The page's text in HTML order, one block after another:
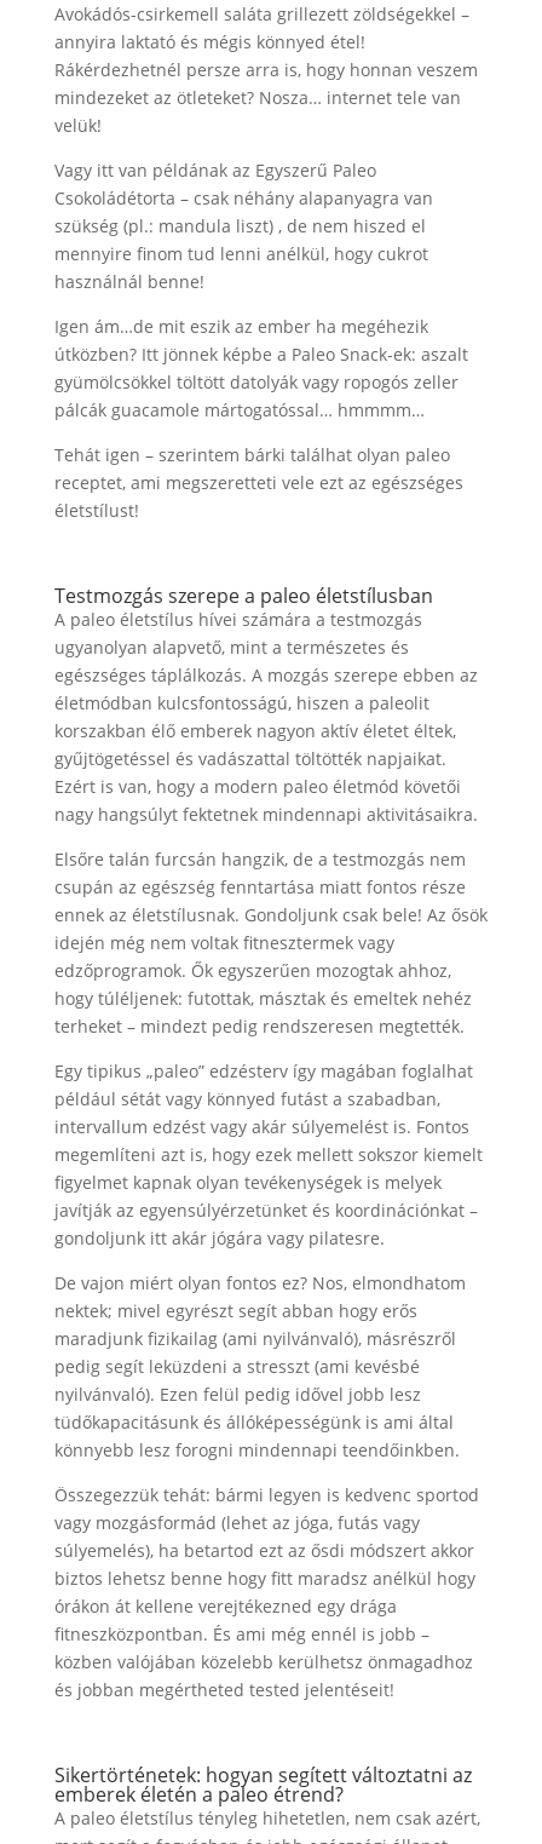
Avokádós-csirkemell saláta grillezett zöldségekkel –
annyira laktató és mégis könnyed étel!
Rákérdezhetnél persze arra is, hogy honnan veszem
mindezeket az ötleteket? Nosza… internet tele van
velük!
Vagy itt van példának az Egyszerű Paleo
Csokoládétorta – csak néhány alapanyagra van
szükség (pl.: mandula liszt) , de nem hiszed el
mennyire finom tud lenni anélkül, hogy cukrot
használnál benne!
Igen ám…de mit eszik az ember ha megéhezik
útközben? Itt jönnek képbe a Paleo Snack-ek: aszalt
gyümölcsökkel töltött datolyák vagy ropogós zeller
pálcák guacamole mártogatóssal… hmmmm…
Tehát igen – szerintem bárki találhat olyan paleo
receptet, ami megszeretteti vele ezt az egészséges
életstílust!
Testmozgás szerepe a paleo életstílusban
A paleo életstílus hívei számára a testmozgás
ugyanolyan alapvető, mint a természetes és
egészséges táplálkozás. A mozgás szerepe ebben az
életmódban kulcsfontosságú, hiszen a paleolit
korszakban élő emberek nagyon aktív életet éltek,
gyűjtögetéssel és vadászattal töltötték napjaikat.
Ezért is van, hogy a modern paleo életmód követői
nagy hangsúlyt fektetnek mindennapi aktivitásaikra.
Elsőre talán furcsán hangzik, de a testmozgás nem
csupán az egészség fenntartása miatt fontos része
ennek az életstílusnak. Gondoljunk csak bele! Az ősök
idején még nem voltak fitnesztermek vagy
edzőprogramok. Ők egyszerűen mozogtak ahhoz,
hogy túléljenek: futottak, másztak és emeltek nehéz
terheket – mindezt pedig rendszeresen megtették.
Egy tipikus „paleo” edzésterv így magában foglalhat
például sétát vagy könnyed futást a szabadban,
intervallum edzést vagy akár súlyemelést is. Fontos
megemlíteni azt is, hogy ezek mellett sokszor kiemelt
figyelmet kapnak olyan tevékenységek is melyek
javítják az egyensúlyérzetünket és koordinációnkat –
gondoljunk itt akár jógára vagy pilatesre.
De vajon miért olyan fontos ez? Nos, elmondhatom
nektek; mivel egyrészt segít abban hogy erős
maradjunk fizikailag (ami nyilvánvaló), másrészről
pedig segít leküzdeni a stresszt (ami kevésbé
nyilvánvaló). Ezen felül pedig idővel jobb lesz
tüdőkapacitásunk és állóképességünk is ami által
könnyebb lesz forogni mindennapi teendőinkben.
Összegezzük tehát: bármi legyen is kedvenc sportod
vagy mozgásformád (lehet az jóga, futás vagy
súlyemelés), ha betartod ezt az ősdi módszert akkor
biztos lehetsz benne hogy fitt maradsz anélkül hogy
órákon át kellene verejtékezned egy drága
fitneszközpontban. És ami még ennél is jobb –
közben valójában közelebb kerülhetsz önmagadhoz
és jobban megértheted tested jelentéseit!
Sikertörténetek: hogyan segített változtatni az
emberek életén a paleo étrend?
A paleo életstílus tényleg hihetetlen, nem csak azért,